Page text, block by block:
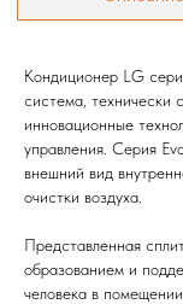
Кондиционер LG
система, технически
инновационные
управления. Серия
внешний вид
очистки воздуха.
Представленная
образованием и
человека в